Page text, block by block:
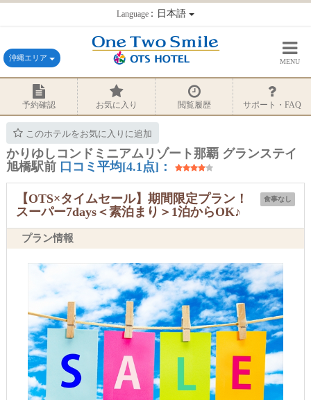
Language：日本語
沖縄エリア MENU
予約確認 お気に入り 閲覧履歴 サポート・FAQ
このホテルをお気に入りに追加
かりゆしコンドミニアムリゾート那覇 グランステイ
旭橋駅前 口コミ平均[4.1点]：
食事なし
【OTS×タイムセール】期間限定プラン！
スーパー7days＜素泊まり＞1泊からOK♪
プラン情報